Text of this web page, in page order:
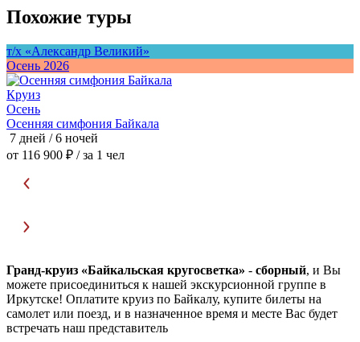
Похожие туры
т/х «Александр Великий»
Осень 2026
Круиз
Осень
Осенняя симфония Байкала
7 дней / 6 ночей
от 116 900 ₽ / за 1 чел
Гранд-круиз «Байкальская кругосветка» - сборный, и Вы
можете присоединиться к нашей экскурсионной группе в
Иркутске! Оплатите круиз по Байкалу, купите билеты на
самолет или поезд, и в назначенное время и месте Вас будет
встречать наш представитель